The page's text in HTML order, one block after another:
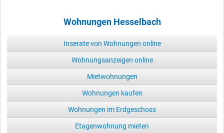
Wohnungen Hesselbach
Inserate von Wohnungen online
Wohnungsanzeigen online
Mietwohnungen
Wohnungen kaufen
Wohnungen im Erdgeschoss
Etagenwohnung mieten